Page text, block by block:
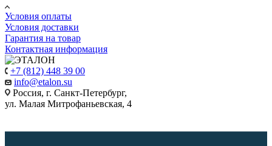
Условия оплаты
Условия доставки
Гарантия на товар
Контактная информация
+7 (812) 448 39 00
info@etalon.su
Россия, г. Санкт-Петербург,
ул. Малая Митрофаньевская, 4